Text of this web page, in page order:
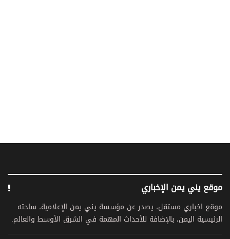
موقع يني يمن الإخباري
موقع اخباري مستقل، يصدر عن مؤسسة يني يمن الإعلامية، ساحته
الرئيسية اليمن، بالإضافة للأحداث المهمة في الشرق الأوسط والعالم.